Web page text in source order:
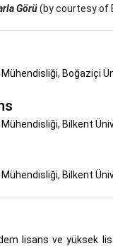
Görü(by courtesy of
Boğaziçi
Bilkent
Bilkent
lisans ve yüksek